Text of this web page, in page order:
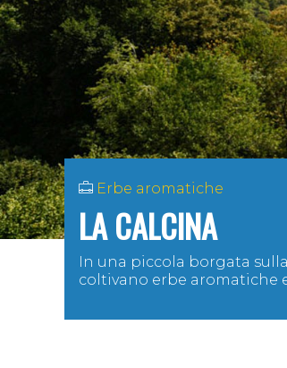
Erbe aromatiche
LA CALCINA
In una piccola borgata
coltivano erbe aromatiche